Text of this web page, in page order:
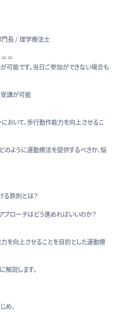
長 / 理学療法士
＝
可能です。当日ご参加ができない場合も
講が可能
おいて、歩行動作能力を向上させるこ
のように運動療法を提供するべきか、悩
る鉄則とは？
ローチはどう進めればいいのか？
を向上させることを目的とした運動療
解説します。
め、